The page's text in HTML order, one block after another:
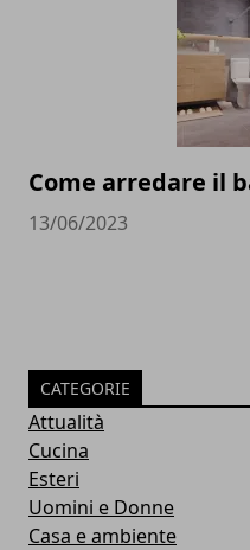
Come arredare il
13/06/2023
CATEGORIE
Attualità
Cucina
Esteri
Uomini e Donne
Casa e ambiente